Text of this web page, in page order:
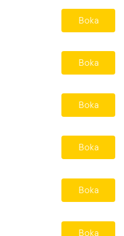
Boka
Boka
Boka
Boka
Boka
Boka